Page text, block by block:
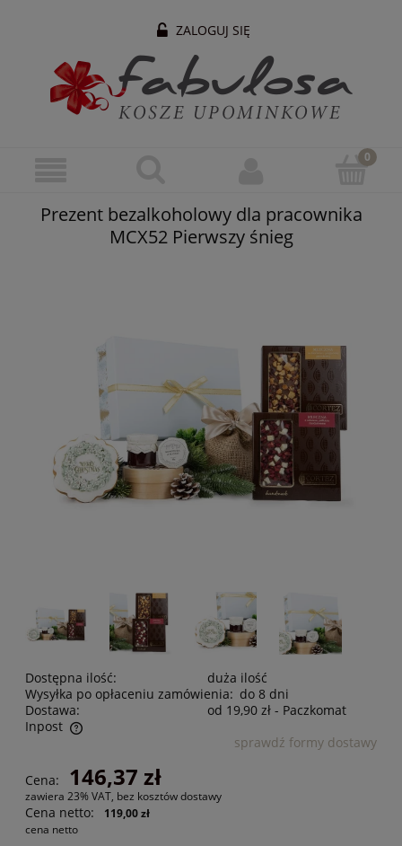
ZALOGUJ SIĘ
Prezent bezalkoholowy dla pracownika
MCX52 Pierwszy śnieg
Dostępna ilość:
duża ilość
Wysyłka po opłaceniu zamówienia: do 8 dni
Dostawa:
od 19,90 zł - Paczkomat
Inpost
Cena nie zawiera ewentualnych kosztów płatności
sprawdź formy dostawy
Cena: 146,37 zł
zawiera 23% VAT, bez kosztów dostawy
Cena netto:
119,00 zł
cena netto